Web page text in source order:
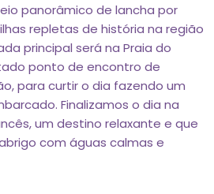
panorâmico de lancha por
repletas de história na região
principal será na Praia do
ponto de encontro de
para curtir o dia fazendo um
Finalizamos o dia na
um destino relaxante e que
com águas calmas e